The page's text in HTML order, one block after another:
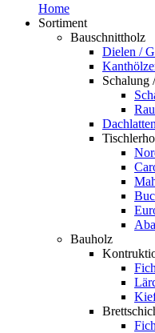
Home
Sortiment
Bauschnittholz
Dielen /
Schalung
Bauholz